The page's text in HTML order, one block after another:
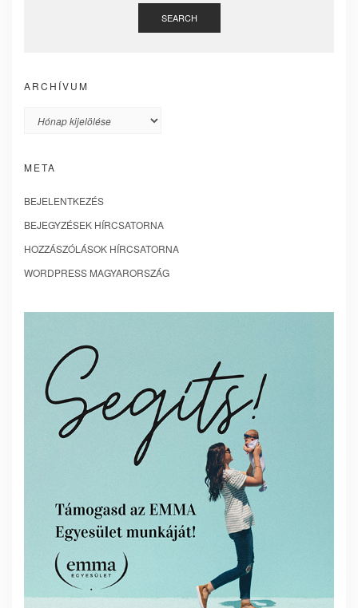
SEARCH
ARCHÍVUM
Archívum
META
BEJELENTKEZÉS
BEJEGYZÉSEK HÍRCSATORNA
HOZZÁSZÓLÁSOK HÍRCSATORNA
WORDPRESS MAGYARORSZÁG